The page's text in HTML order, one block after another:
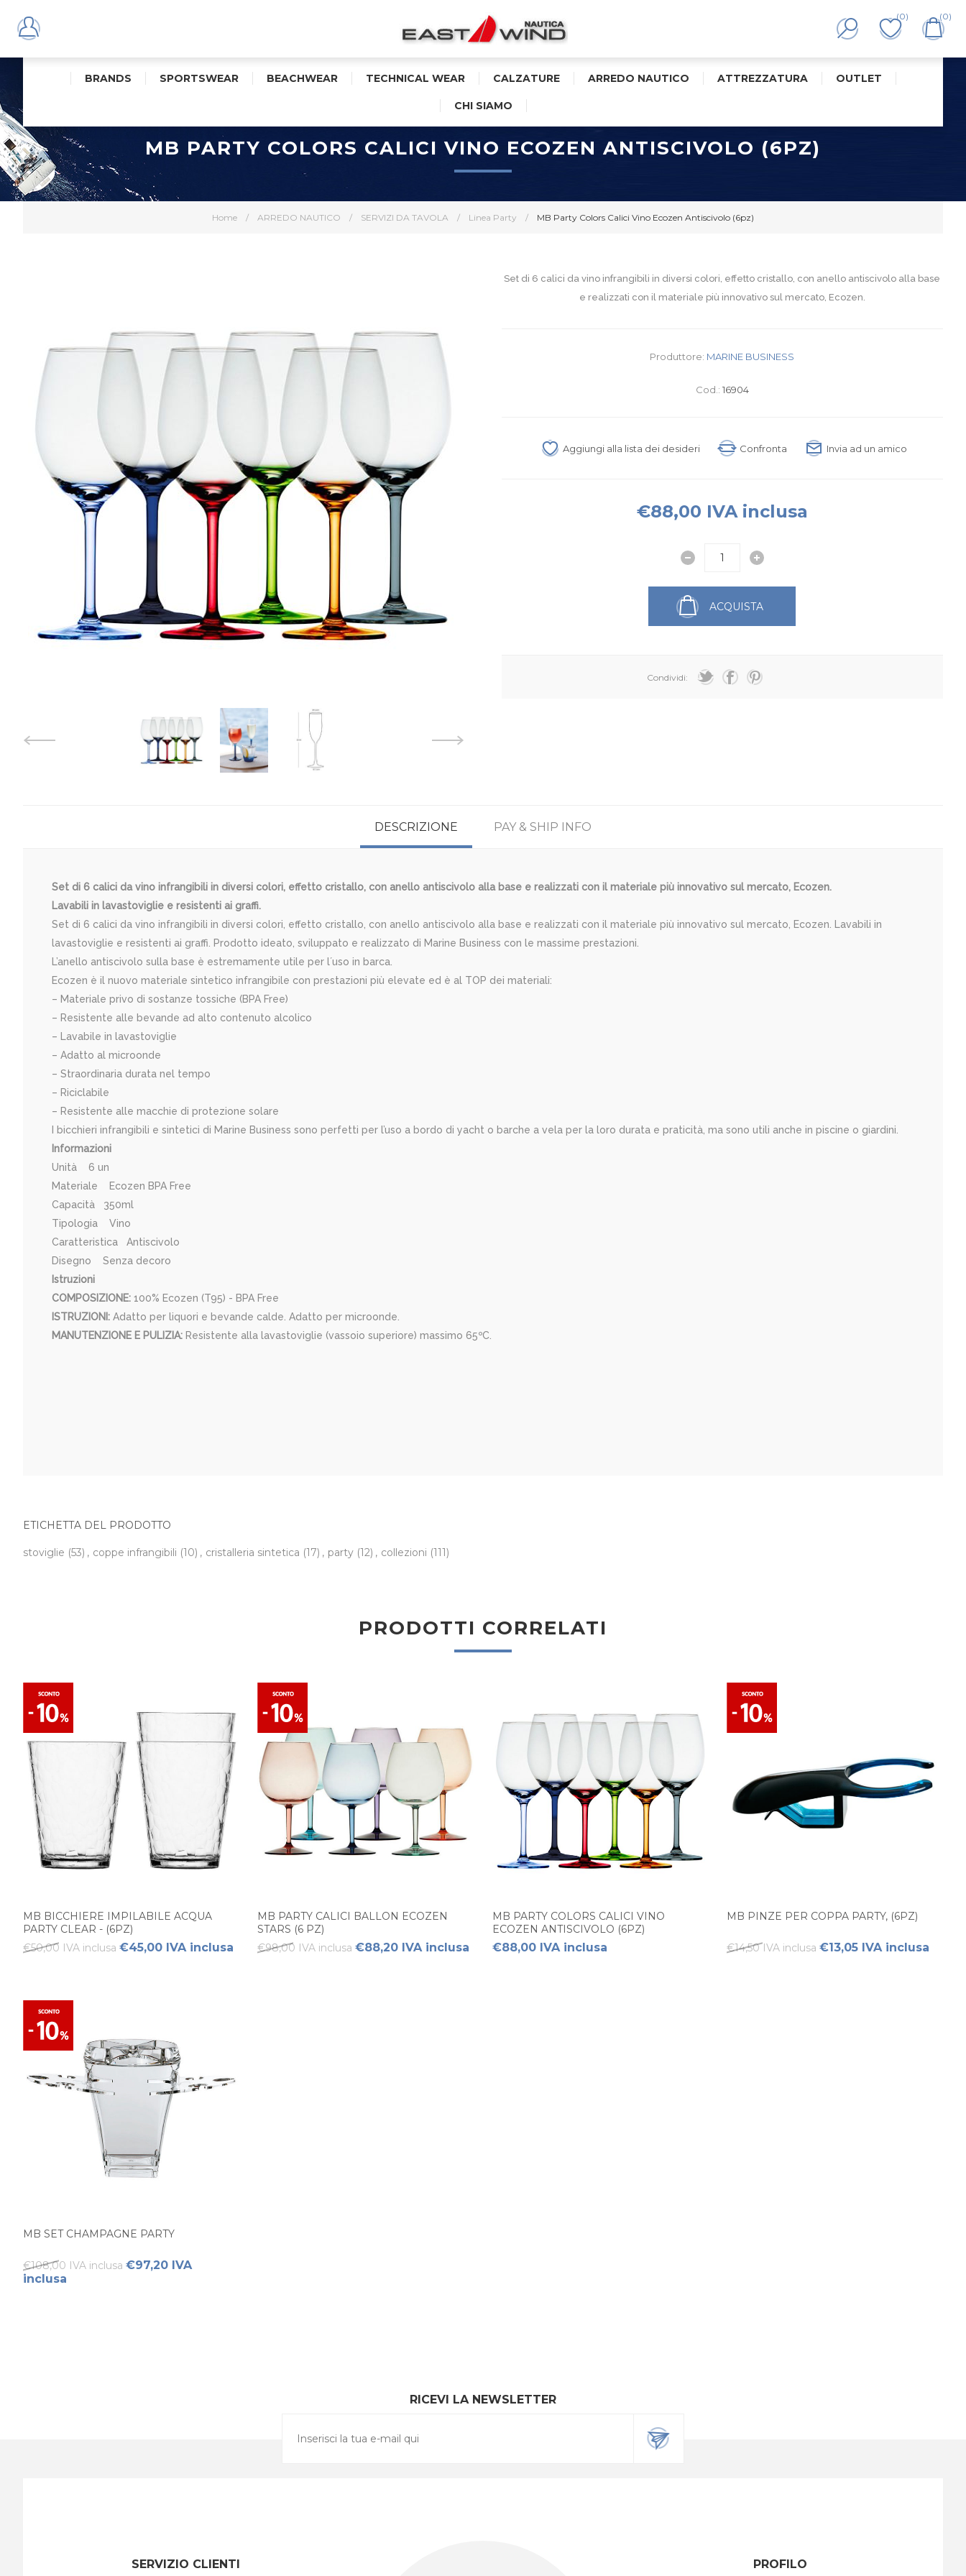
(0) (0)
BRANDS SPORTSWEAR BEACHWEAR TECHNICAL WEAR CALZATURE ARREDO NAUTICO ATTREZZATURA OUTLET
CHI SIAMO
Home / ARREDO NAUTICO / SERVIZI DA TAVOLA / Linea Party / MB Party Colors Calici Vino Ecozen Antiscivolo (6pz)
MB PARTY COLORS CALICI VINO ECOZEN ANTISCIVOLO (6PZ)
Set di 6 calici da vino infrangibili in diversi colori, effetto cristallo, con anello antiscivolo alla base
e realizzati con il materiale più innovativo sul mercato, Ecozen.
Produttore: MARINE BUSINESS
Cod.: 16904
Aggiungi alla lista dei desideri Confronta Invia ad un amico
€88,00 IVA inclusa
ACQUISTA
Condividi:
DESCRIZIONE PAY & SHIP INFO
Set di 6 calici da vino infrangibili in diversi colori, effetto cristallo, con anello antiscivolo alla base e realizzati con il materiale più innovativo sul mercato, Ecozen.
Lavabili in lavastoviglie e resistenti ai graffi.
Set di 6 calici da vino infrangibili in diversi colori, effetto cristallo, con anello antiscivolo alla base e realizzati con il materiale più innovativo sul mercato, Ecozen. Lavabili in
lavastoviglie e resistenti ai graffi. Prodotto ideato, sviluppato e realizzato di Marine Business con le massime prestazioni.
L’anello antiscivolo sulla base è estremamente utile per l´uso in barca.
Ecozen è il nuovo materiale sintetico infrangibile con prestazioni più elevate ed è al TOP dei materiali:
– Materiale privo di sostanze tossiche (BPA Free)
– Resistente alle bevande ad alto contenuto alcolico
– Lavabile in lavastoviglie
– Adatto al microonde
– Straordinaria durata nel tempo
– Riciclabile
– Resistente alle macchie di protezione solare
I bicchieri infrangibili e sintetici di Marine Business sono perfetti per l’uso a bordo di yacht o barche a vela per la loro durata e praticità, ma sono utili anche in piscine o giardini.
Informazioni
Unità 6 un
Materiale Ecozen BPA Free
Capacità 350ml
Tipologia Vino
Caratteristica Antiscivolo
Disegno Senza decoro
Istruzioni
COMPOSIZIONE: 100% Ecozen (T95) - BPA Free
ISTRUZIONI: Adatto per liquori e bevande calde. Adatto per microonde.
MANUTENZIONE E PULIZIA: Resistente alla lavastoviglie (vassoio superiore) massimo 65ºC.
ETICHETTA DEL PRODOTTO
stoviglie (53) , coppe infrangibili (10) , cristalleria sintetica (17) , party (12) , collezioni (111)
PRODOTTI CORRELATI
MB BICCHIERE IMPILABILE ACQUA
PARTY CLEAR - (6PZ)
€50,00 IVA inclusa €45,00 IVA inclusa
MB PARTY CALICI BALLON ECOZEN
STARS (6 PZ)
€98,00 IVA inclusa €88,20 IVA inclusa
MB PARTY COLORS CALICI VINO
ECOZEN ANTISCIVOLO (6PZ)
€88,00 IVA inclusa
MB PINZE PER COPPA PARTY, (6PZ)
€14,50 IVA inclusa €13,05 IVA inclusa
MB SET CHAMPAGNE PARTY
€108,00 IVA inclusa €97,20 IVA
inclusa
RICEVI LA NEWSLETTER
SERVIZIO CLIENTI PROFILO